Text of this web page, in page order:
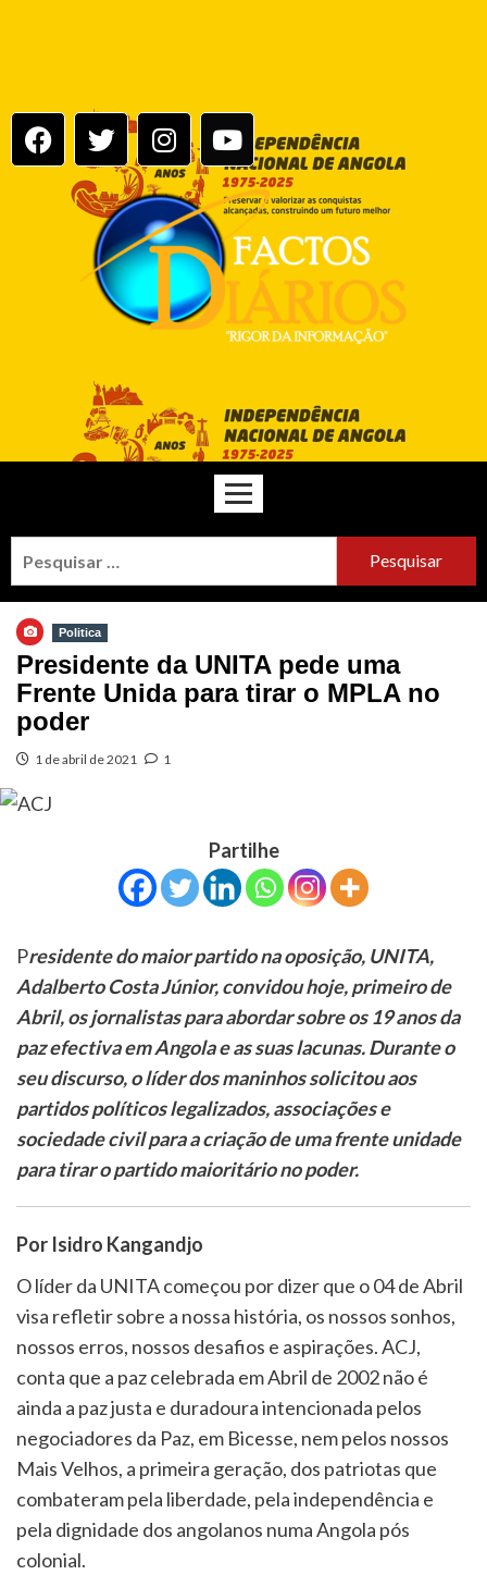
Politica
Presidente da UNITA pede uma
Frente Unida para tirar o MPLA no
poder
1 de abril de 2021 1
Partilhe
Presidente do maior partido na oposição, UNITA,
Adalberto Costa Júnior, convidou hoje, primeiro de
Abril, os jornalistas para abordar sobre os 19 anos da
paz efectiva em Angola e as suas lacunas. Durante o
seu discurso, o líder dos maninhos solicitou aos
partidos políticos legalizados, associações e
sociedade civil para a criação de uma frente unidade
para tirar o partido maioritário no poder.
Por Isidro Kangandjo
O líder da UNITA começou por dizer que o 04 de Abril
visa refletir sobre a nossa história, os nossos sonhos,
nossos erros, nossos desafios e aspirações. ACJ,
conta que a paz celebrada em Abril de 2002 não é
ainda a paz justa e duradoura intencionada pelos
negociadores da Paz, em Bicesse, nem pelos nossos
Mais Velhos, a primeira geração, dos patriotas que
combateram pela liberdade, pela independência e
pela dignidade dos angolanos numa Angola pós
colonial.